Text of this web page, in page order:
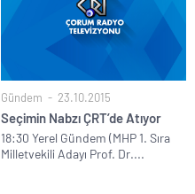
Gündem 23.10.2015
Seçimin Nabzı ÇRT’de Atıyor
18:30 Yerel Gündem (MHP 1. Sıra
Milletvekili Adayı Prof. Dr....